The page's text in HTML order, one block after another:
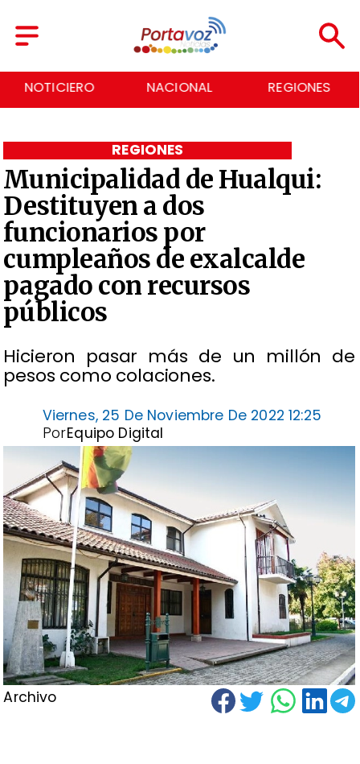
NOTICIERO NACIONAL REGIONES
Municipalidad de Hualqui:
Destituyen a dos
funcionarios por
cumpleaños de exalcalde
pagado con recursos
públicos
Hicieron pasar más de un millón de
pesos como colaciones.
REGIONES
Viernes, 25 De Noviembre De 2022 12:25
Equipo Digital
Por
Archivo